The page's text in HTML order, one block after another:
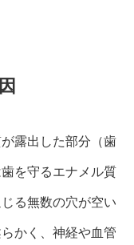
露出した部分（歯
を守るエナメル質
る無数の穴が空い
かく、神経や血管